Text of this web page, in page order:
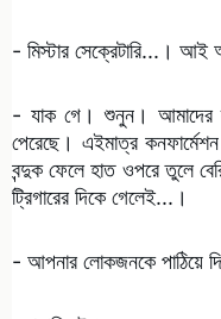
- মিস্টার সেক্রেটারি...। আই
- যাক গে। শুনুন। আমাদের
পেরেছে। এইমাত্র
বন্দুক ফেলে হাত ওপরে তুলে
ট্রিগারের দিকে গেলেই...।
- আপনার লোকজনকে পাঠিয়ে